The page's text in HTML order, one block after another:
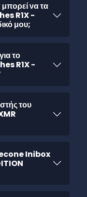
να τα
R1X -
μου;
το
R1X -
του
Inibox